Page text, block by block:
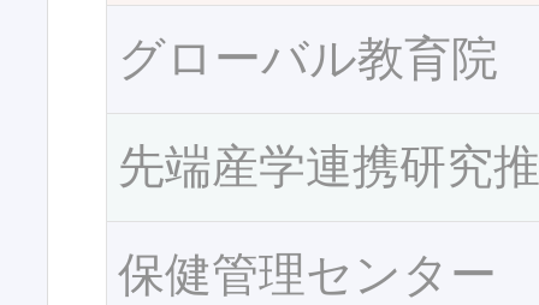
グローバル教育院
先端産学連携研究
保健管理センター